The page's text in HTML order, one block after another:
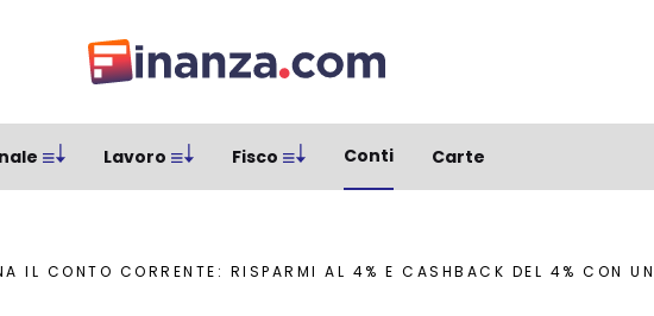
Lavoro Fisco Conti Carte
CONTO CORRENTE: RISPARMI AL 4% E CASHBACK DEL 4% CON UN SOLO CODICE